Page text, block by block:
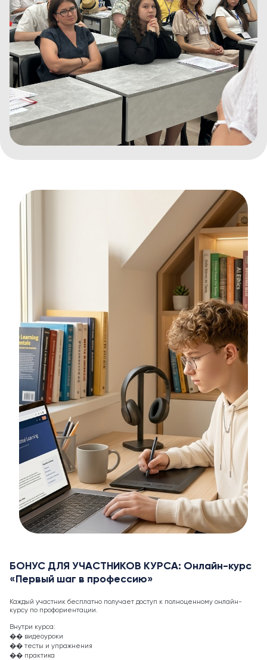
БОНУС ДЛЯ УЧАСТНИКОВ КУРСА: Онлайн-курс
«Первый шаг в профессию»
Каждый участник бесплатно получает доступ к полноценному онлайн-
курсу по профориентации.
Внутри курса:
�� видеоуроки
�� тесты и упражнения
�� практика